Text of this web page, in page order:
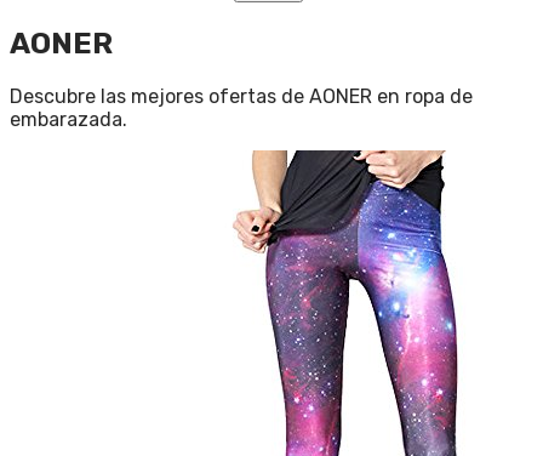
AONER
Descubre las mejores ofertas de AONER en ropa de
embarazada.